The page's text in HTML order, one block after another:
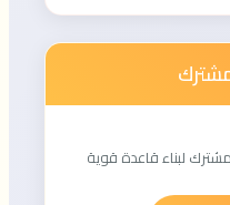
لبناء قاعدة قوية